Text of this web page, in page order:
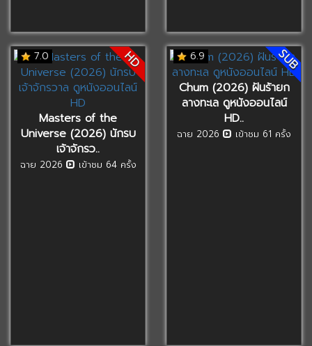
7.0 HD
Masters of the
Universe (2026) นักรบ
เจ้าจักรว..
ฉาย 2026 เข้าชม 64 ครั้ง
6.9 SUB
Chum (2026) ฝันร้ายก
ลางทะเล ดูหนังออนไลน์
HD..
ฉาย 2026 เข้าชม 61 ครั้ง